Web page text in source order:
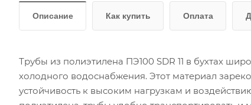
Описание Как купить Оплата
Трубы из полиэтилена ПЭ100 SDR 11 в бухтах
холодного водоснабжения. Этот материал
устойчивость к высоким нагрузкам и